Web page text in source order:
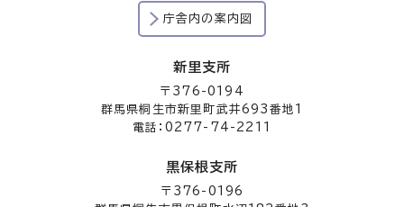
庁舎内の案内図
新里支所
〒376-0194
群馬県桐生市新里町武井693番地1
電話：0277-74-2211
黒保根支所
〒376-0196